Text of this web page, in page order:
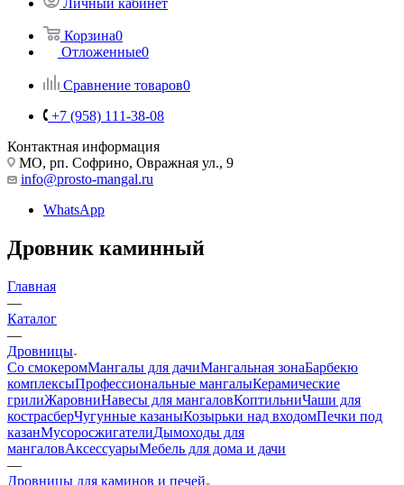
Личный кабинет
Корзина0
Отложенные0
Сравнение товаров0
+7 (958) 111-38-08
Контактная информация
МО, рп. Софрино, Овражная ул., 9
info@prosto-mangal.ru
WhatsApp
Дровник каминный
Главная
—
Каталог
—
Дровницы
Со смокеромМангалы для дачиМангальная зонаБарбекю
комплексыПрофессиональные мангалыКерамические
грилиЖаровниНавесы для мангаловКоптильниЧаши для
кострасберЧугунные казаныКозырьки над входомПечки под
казанМусоросжигателиДымоходы для
мангаловАксессуарыМебель для дома и дачи
—
Дровницы для каминов и печей